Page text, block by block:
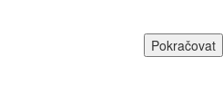
Pokračovat